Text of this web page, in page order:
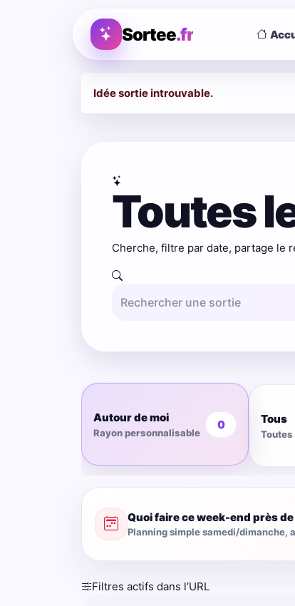
Sortee.fr
Idée sortie introuvable.
Toutes
Cherche, filtre par date, partage le
Autour de moi
Rayon personnalisable
0 Tous
Quoi faire ce week-end près
Planning simple samedi/dimanche,
Filtres actifs dans l’URL